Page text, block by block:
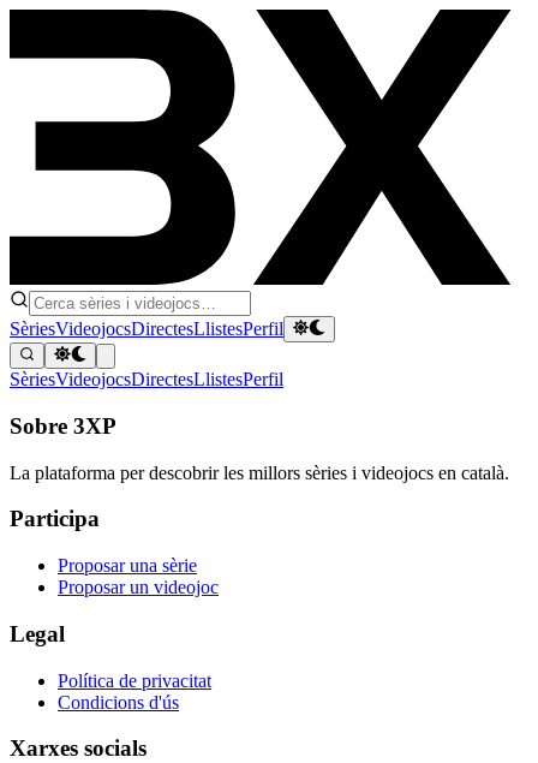
SèriesVideojocsDirectesLlistesPerfil
SèriesVideojocsDirectesLlistesPerfil
Sobre 3XP
La plataforma per descobrir les millors sèries i videojocs en català.
Participa
Proposar una sèrie
Proposar un videojoc
Legal
Política de privacitat
Condicions d'ús
Xarxes socials